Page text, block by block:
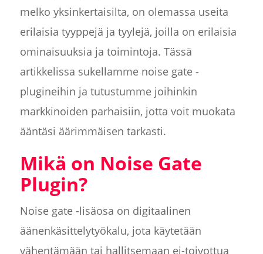
melko yksinkertaisilta, on olemassa useita
erilaisia tyyppejä ja tyylejä, joilla on erilaisia
ominaisuuksia ja toimintoja. Tässä
artikkelissa sukellamme noise gate -
plugineihin ja tutustumme joihinkin
markkinoiden parhaisiin, jotta voit muokata
ääntäsi äärimmäisen tarkasti.
Mikä on Noise Gate
Plugin?
Noise gate -lisäosa on digitaalinen
äänenkäsittelytyökalu, jota käytetään
vähentämään tai hallitsemaan ei-toivottua